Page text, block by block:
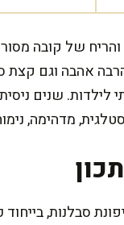
של קובה
אהבה וגם קצת
שנים
מדהימה,
סבלנות,